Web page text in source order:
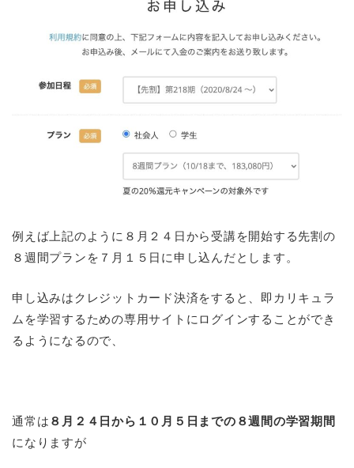
例えば上記のように８月２４日から受講を開始する先割の
８週間プランを７月１５日に申し込んだとします。
申し込みはクレジットカード決済をすると、即カリキュラ
ムを学習するための専用サイトにログインすることができ
るようになるので、
通常は ８月２４日から１０月５日までの８週間の学習期間
になりますが